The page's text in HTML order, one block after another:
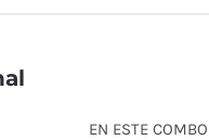
EN ESTE